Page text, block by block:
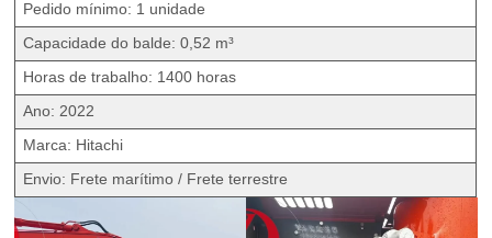
Pedido mínimo: 1 unidade
Capacidade do balde: 0,52 m³
Horas de trabalho: 1400 horas
Ano: 2022
Marca: Hitachi
Envio: Frete marítimo / Frete terrestre